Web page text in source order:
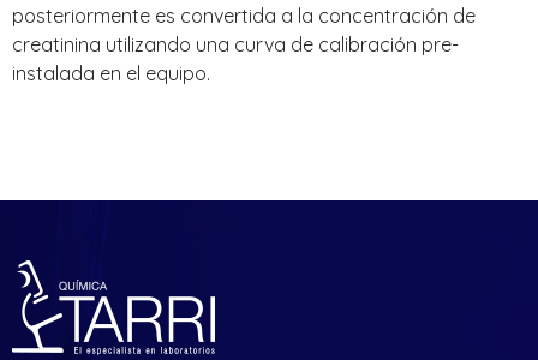
posteriormente es convertida a la concentración de
creatinina utilizando una curva de calibración pre-
instalada en el equipo.